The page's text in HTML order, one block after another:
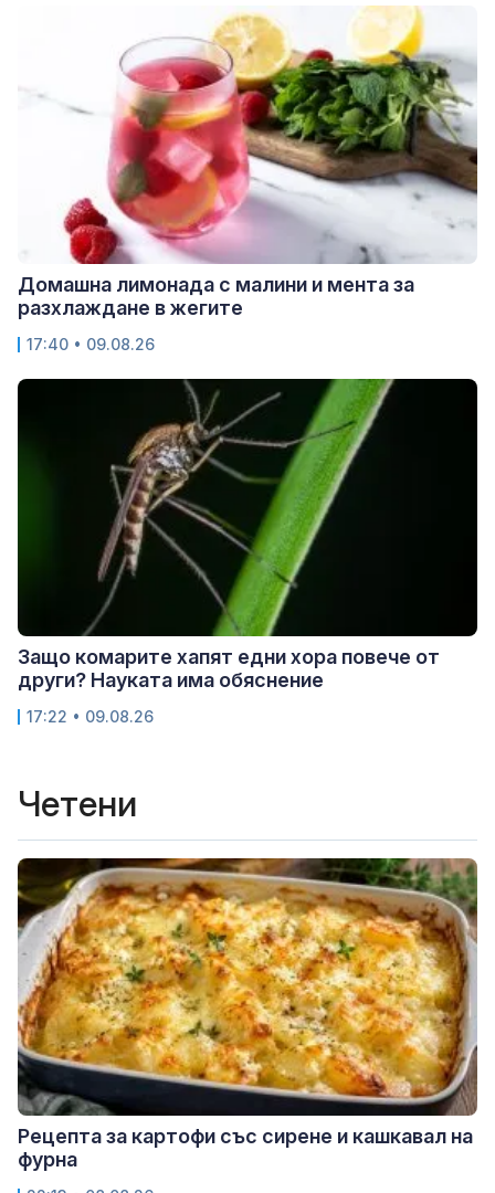
Домашна лимонада с малини и мента за
разхлаждане в жегите
17:40 • 09.08.26
Защо комарите хапят едни хора повече от
други? Науката има обяснение
17:22 • 09.08.26
Четени
Рецепта за картофи със сирене и кашкавал на
фурна